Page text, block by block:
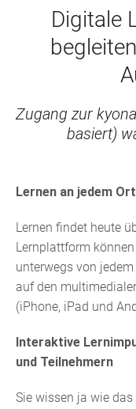
Digitale
Zugang zur
basiert)
Lernen an jedem
Lernen findet heute
Lernplattform
unterwegs von
auf den
(iPhone, iPad und
Interaktive
und Teilnehmern
Sie wissen ja wie